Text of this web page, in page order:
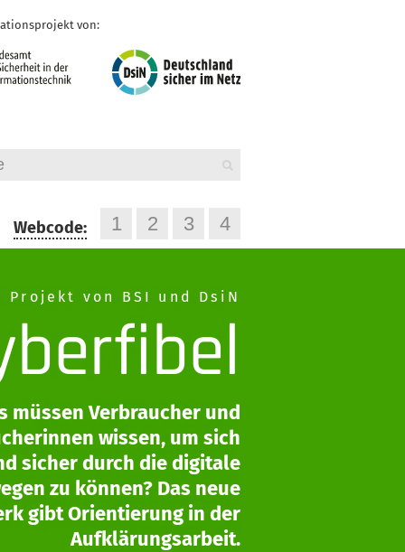
von:
Webcode:
Projekt von BSI und DsiN
müssen Verbraucher und
wissen, um sich
sicher durch die digitale
zu können? Das neue
gibt Orientierung in der
Aufklärungsarbeit.